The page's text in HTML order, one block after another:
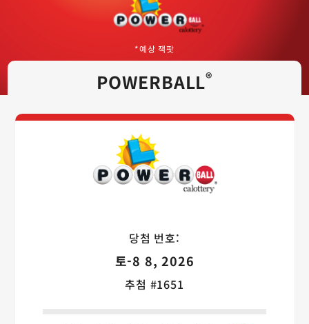
*예상 잭팟
POWERBALL®
Powerball 게
당첨 번호:
토-8 8, 2026
추첨 #1651